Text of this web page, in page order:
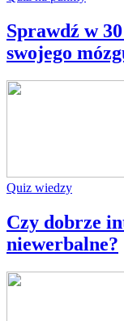
Sprawdź w
swojego
Quiz wiedzy
Czy dobrze
niewerbalne?